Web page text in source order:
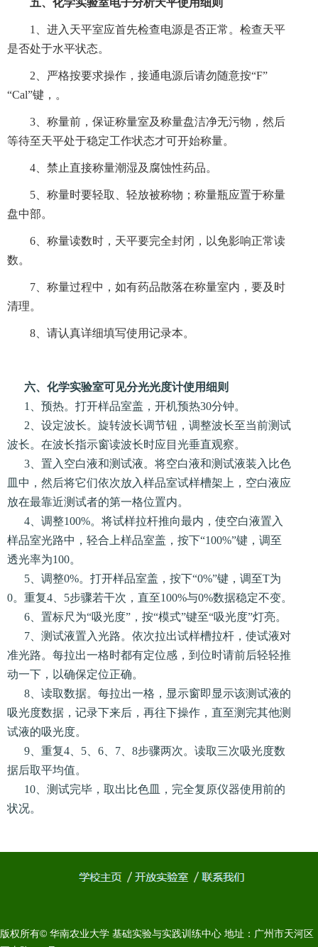
1、进入天平室应首先检查电源是否正常。检查天平
是否处于水平状态。
2、严格按要求操作，接通电源后请勿随意按“F”
“Cal”键，。
3、称量前，保证称量室及称量盘洁净无污物，然后
等待至天平处于稳定工作状态才可开始称量。
4、禁止直接称量潮湿及腐蚀性药品。
5、称量时要轻取、轻放被称物；称量瓶应置于称量
盘中部。
6、称量读数时，天平要完全封闭，以免影响正常读
数。
7、称量过程中，如有药品散落在称量室内，要及时
清理。
8、请认真详细填写使用记录本。
六、化学实验室可见分光光度计使用细则
1、预热。打开样品室盖，开机预热30分钟。
2、设定波长。旋转波长调节钮，调整波长至当前测试
波长。在波长指示窗读波长时应目光垂直观察。
3、置入空白液和测试液。将空白液和测试液装入比色
皿中，然后将它们依次放入样品室试样槽架上，空白液应
放在最靠近测试者的第一格位置内。
4、调整100%。将试样拉杆推向最内，使空白液置入
样品室光路中，轻合上样品室盖，按下“100%”键，调至
透光率为100。
5、调整0%。打开样品室盖，按下“0%”键，调至T为
0。重复4、5步骤若干次，直至100%与0%数据稳定不变。
6、置标尺为“吸光度”，按“模式”键至“吸光度”灯亮。
7、测试液置入光路。依次拉出试样槽拉杆，使试液对
准光路。每拉出一格时都有定位感，到位时请前后轻轻推
动一下，以确保定位正确。
8、读取数据。每拉出一格，显示窗即显示该测试液的
吸光度数据，记录下来后，再往下操作，直至测完其他测
试液的吸光度。
9、重复4、5、6、7、8步骤两次。读取三次吸光度数
据后取平均值。
10、测试完毕，取出比色皿，完全复原仪器使用前的
状况。
版权所有© 华南农业大学 基础实验与实践训练中心 地址：广州市天河区